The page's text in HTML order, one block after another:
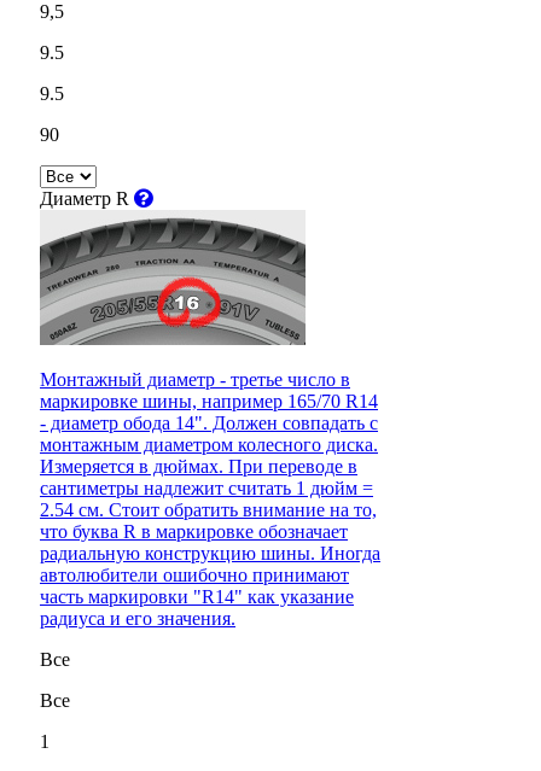
9,5
9.5
9.5
90
Диаметр R
Монтажный диаметр - третье число в
маркировке шины, например 165/70 R14
- диаметр обода 14". Должен совпадать с
монтажным диаметром колесного диска.
Измеряется в дюймах. При переводе в
сантиметры надлежит считать 1 дюйм =
2.54 см. Стоит обратить внимание на то,
что буква R в маркировке обозначает
радиальную конструкцию шины. Иногда
автолюбители ошибочно принимают
часть маркировки "R14" как указание
радиуса и его значения.
Все
Все
1